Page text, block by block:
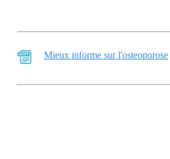
Mieux informe sur l'osteoporose